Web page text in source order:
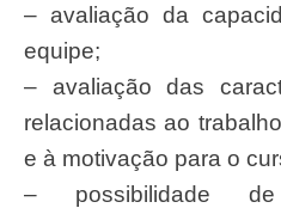
– avaliação da capacidade de trabalhar em
equipe;
– avaliação das
relacionadas ao
e à motivação para o
– possibilidade